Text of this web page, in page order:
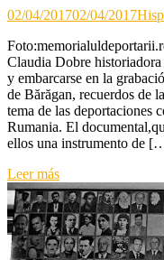
02/04/201702/04/2017
Claudia Dobre historiadora
y embarcarse en la
de Bărăgan, recuerdos de
tema de las deportaciones
Rumania. El
ellos una instrumento de
Leer más